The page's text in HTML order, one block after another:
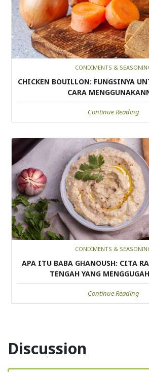
CONDIMENTS &
CHICKEN BOUILLON: FUNGSINYA
CARA
Continue Reading
CONDIMENTS &
APA ITU BABA GHANOUSH: CITA
TENGAH YANG
Continue Reading
Discussion